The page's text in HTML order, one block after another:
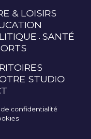
& LOISIRS
SANTÉ
STUDIO
confidentialité